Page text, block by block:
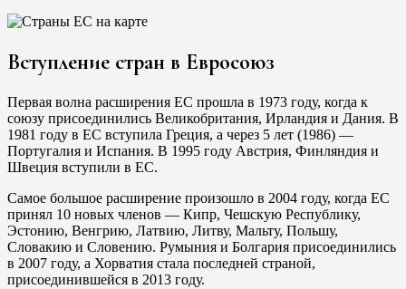
Вступление стран в Евросоюз
Первая волна расширения ЕС прошла в 1973 году, когда к
союзу присоединились Великобритания, Ирландия и Дания. В
1981 году в ЕС вступила Греция, а через 5 лет (1986) —
Португалия и Испания. В 1995 году Австрия, Финляндия и
Швеция вступили в ЕС.
Самое большое расширение произошло в 2004 году, когда ЕС
принял 10 новых членов — Кипр, Чешскую Республику,
Эстонию, Венгрию, Латвию, Литву, Мальту, Польшу,
Словакию и Словению. Румыния и Болгария присоединились
в 2007 году, а Хорватия стала последней страной,
присоединившейся в 2013 году.